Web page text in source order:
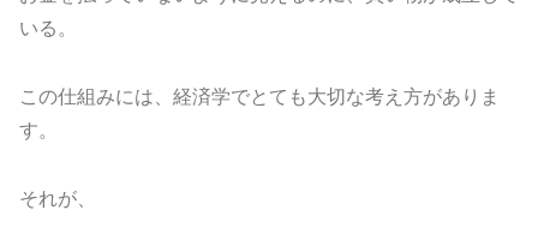
いる。
この仕組みには、経済学でとても大切な考え方がありま
す。
それが、